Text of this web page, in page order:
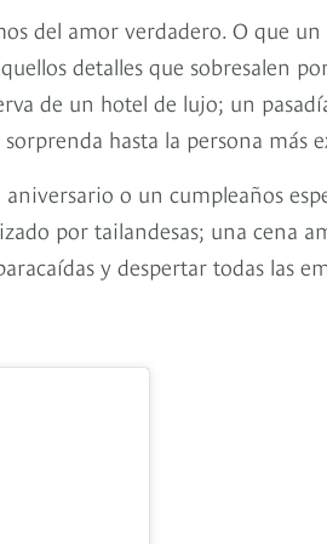
del amor verdadero. O que
detalles que sobresalen
de un hotel de lujo; un
hasta la persona más
o un cumpleaños
por tailandesas; una cena
y despertar todas las